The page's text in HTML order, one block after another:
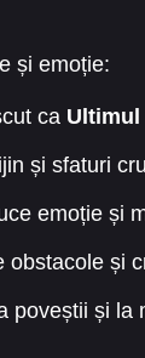
și emoție:
ca Ultimul
și sfaturi
emoție și
și
poveștii și